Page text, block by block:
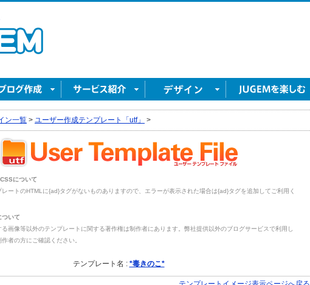
ン一覧 > ユーザー作成テンプレート「utf」 >
について
ートのHTMLに{ad}タグがないものありますので、エラーが表示された場合は{ad}タグを追加してご利用く
ついて
画像等以外のテンプレートに関する著作権は制作者にあります。弊社提供以外のブログサービスで利用し
者の方にご確認ください。
テンプレート名 : *毒きのこ*